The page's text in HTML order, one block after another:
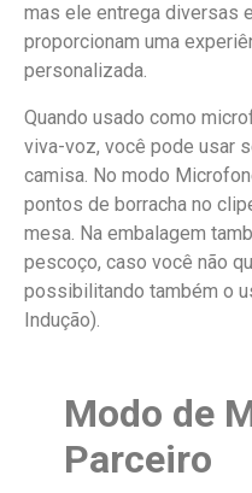
mas ele entrega diversas
proporcionam uma
personalizada.
Quando usado como
viva-voz, você pode usar
camisa. No modo
pontos de borracha no
mesa. Na embalagem
pescoço, caso você não
possibilitando também o
Indução).
Modo de
Parceiro